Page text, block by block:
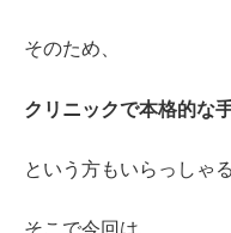
そのため、
クリニックで本格的な
という方もいらっしゃ